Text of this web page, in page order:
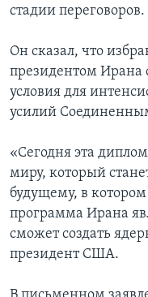
стадии переговоров.
Он сказал, что
президентом Ирана
условия для
усилий
«Сегодня эта
миру, который
будущему, в
программа Ирана
сможет создать
президент США.